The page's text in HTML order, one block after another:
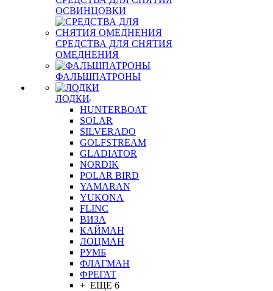
ОСВИНЦОВКИ
СРЕДСТВА ДЛЯ СНЯТИЯ
ОМЕДНЕНИЯ
ФАЛЬШПАТРОНЫ
ЛОДКИ
HUNTERBOAT
SOLAR
SILVERADO
GOLFSTREAM
GLADIATOR
NORDIK
POLAR BIRD
YAMARAN
YUKONA
FLINC
ВИЗА
КАЙМАН
ЛОЦМАН
РУМБ
ФЛАГМАН
ФРЕГАТ
+ ЕЩЕ 6